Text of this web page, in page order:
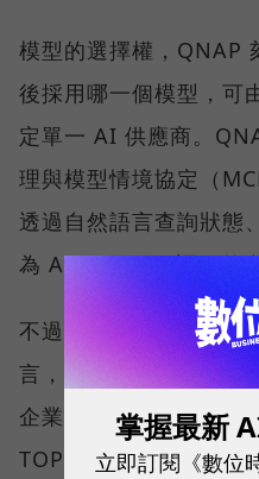
模型的選擇權，QNAP
後採用哪一個模型，可
定單一 AI 供應商。
理與模型情境協定（
透過自然語言查詢狀態
為 AI Agent 可調用的
不過，劉文義沒有把這
言，目前 NAS 硬體的
企業期待的應用，可能
TOPS，甚至 1,000
掌握最新
立即訂閱《數位